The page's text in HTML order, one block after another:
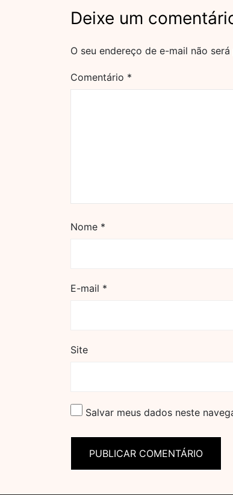
Deixe um
O seu endereço de e-mail não
Comentário *
Nome *
E-mail *
Site
Salvar meus dados neste